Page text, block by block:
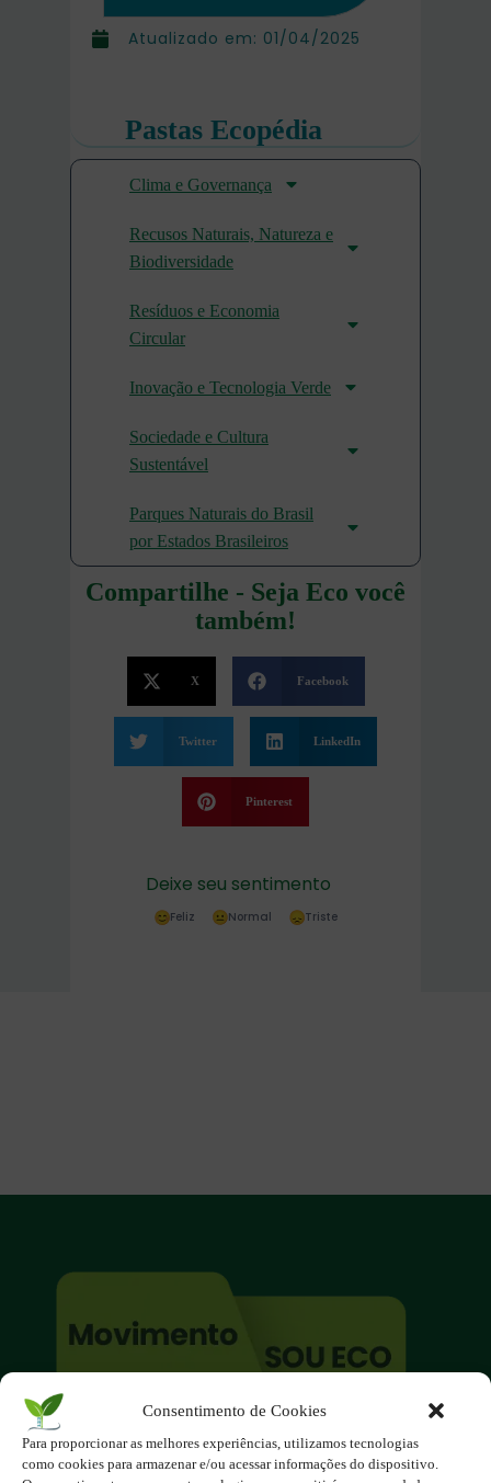
Consentimento de Cookies
Para proporcionar as melhores experiências, utilizamos tecnologias
como cookies para armazenar e/ou acessar informações do dispositivo.
Atualizado em: 01/04/2025
Pastas Ecopédia
Clima e Governança
Recusos Naturais, Natureza e
Biodiversidade
Resíduos e Economia
Circular
Inovação e Tecnologia Verde
Sociedade e Cultura
Sustentável
Parques Naturais do Brasil
por Estados Brasileiros
Compartilhe - Seja Eco você
também!
X Facebook
Twitter LinkedIn
Pinterest
Deixe seu sentimento
Feliz Normal Triste
O site é um movimento ambientalista!
Participe você também!